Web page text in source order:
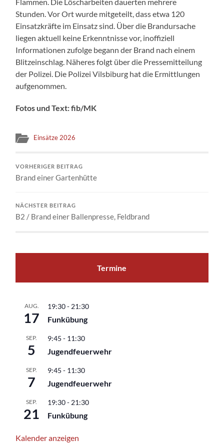
Stunden. Vor Ort wurde mitgeteilt, dass etwa 120
Einsatzkräfte im Einsatz sind. Über die Brandursache
liegen aktuell keine Erkenntnisse vor, inoffiziell
Informationen zufolge begann der Brand nach einem
Blitzeinschlag. Näheres folgt über die Pressemitteilung
der Polizei. Die Polizei Vilsbiburg hat die Ermittlungen
aufgenommen.
Fotos und Text: fib/MK
Einsätze 2026
VORHERIGER BEITRAG
Brand einer Gartenhütte
NÄCHSTER BEITRAG
B2 / Brand einer Ballenpresse, Feldbrand
Termine
AUG.
17
19:30-21:30
Funkübung
SEP.
5
9:45 - 11:30
Jugendfeuerwehr
SEP.
7
9:45 - 11:30
Jugendfeuerwehr
SEP.
21
19:30-21:30
Funkübung
Kalender anzeigen